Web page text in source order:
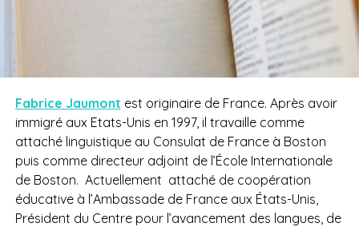
Fabrice Jaumont est originaire de France. Après avoir
immigré aux Etats-Unis en 1997, il travaille comme
attaché linguistique au Consulat de France à Boston
puis comme directeur adjoint de l’École Internationale
de Boston. Actuellement attaché de coopération
éducative à l’Ambassade de France aux États-Unis,
Président du Centre pour l’avancement des langues, de